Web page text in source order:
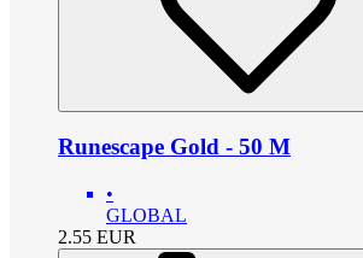
Runescape Gold - 50 M
•
GLOBAL
2.55 EUR